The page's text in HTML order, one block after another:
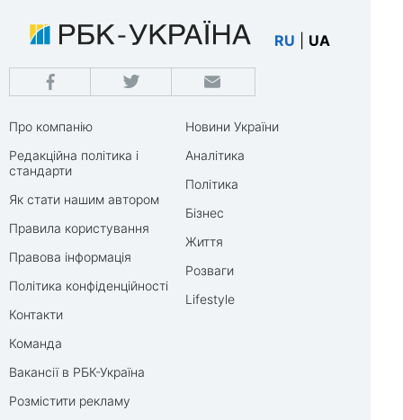
RU UA
Про компанію
Редакційна політика і
стандарти
Як стати нашим автором
Правила користування
Правова інформація
Політика конфіденційності
Контакти
Команда
Вакансії в РБК-Україна
Розмістити рекламу
Новини України
Аналітика
Політика
Бізнес
Життя
Розваги
Lifestyle